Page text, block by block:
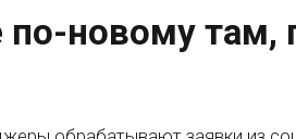
по-новому там,